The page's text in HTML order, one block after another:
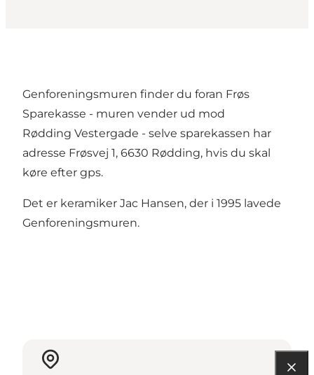
Genforeningsmuren finder du foran Frøs
Sparekasse - muren vender ud mod
Rødding Vestergade - selve sparekassen har
adresse Frøsvej 1, 6630 Rødding, hvis du skal
køre efter gps.
Det er keramiker Jac Hansen, der i 1995 lavede
Genforeningsmuren.